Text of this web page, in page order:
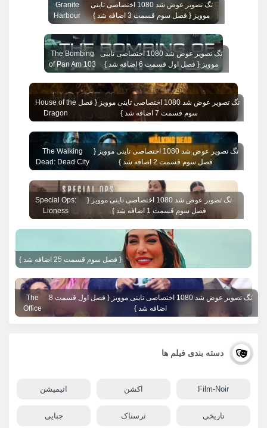
تگ تصویر عوض شد 1080 اختصاصی تاینی
موویز { فصل سوم قسمت 3 اضافه شد }
Granite
Harbour
تگ تصویر عوض شد 1080 اختصاصی تاینی
موویز { فصل اول قسمت 6 اضافه شد }
The Bombing
of Pan Am 103
تگ تصویر عوض شد 1080 اختصاصی تاینی موویز { فصل
سوم قسمت 7 اضافه شد }
House of the
Dragon
تگ تصویر عوض شد 1080 اختصاصی تاینی موویز {
فصل سوم قسمت 2 اضافه شد }
The Walking
Dead: Dead City
تگ تصویر عوض شد 1080 اختصاصی تاینی موویز {
فصل سوم قسمت 1 اضافه شد }
Special Ops:
Lioness
{ فصل سوم قسمت 25 اضافه شد }
تگ تصویر عوض شد 1080 اختصاصی تاینی موویز { فصل اول قسمت 8
اضافه شد }
The
Office
دسته بندی فیلم ها
Film-Noir اکشن انیمیشن
تاریخی ترسناک جنایی